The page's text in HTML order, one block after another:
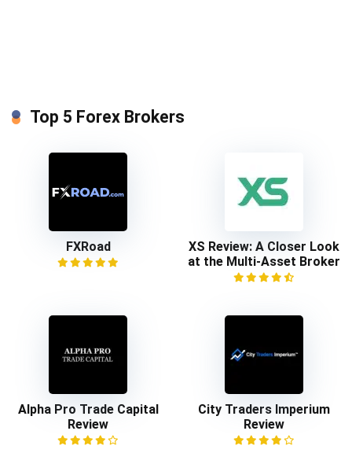
Top 5 Forex Brokers
FXRoad
XS Review: A Closer Look
at the Multi-Asset Broker
Alpha Pro Trade Capital
Review
City Traders Imperium
Review